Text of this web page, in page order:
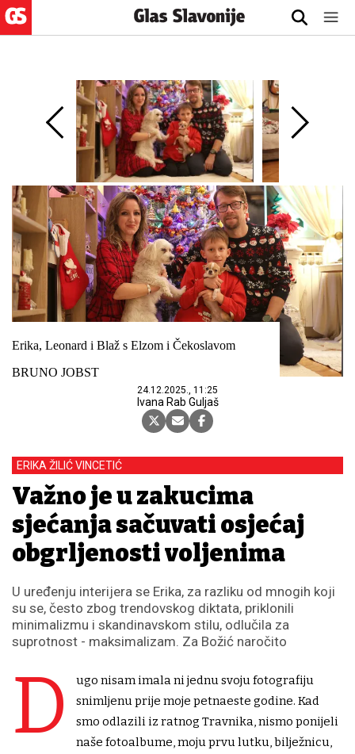
Erika, Leonard i Blaž s Elzom i Čekoslavom
BRUNO JOBST
24.12.2025., 11:25
Ivana Rab Guljaš
ERIKA ŽILIĆ VINCETIĆ
Važno je u zakucima
sjećanja sačuvati osjećaj
obgrljenosti voljenima
U uređenju interijera se Erika, za razliku od mnogih koji
su se, često zbog trendovskog diktata, priklonili
minimalizmu i skandinavskom stilu, odlučila za
suprotnost - maksimalizam. Za Božić naročito
D
ugo nisam imala ni jednu svoju fotografiju
snimljenu prije moje petnaeste godine. Kad
smo odlazili iz ratnog Travnika, nismo ponijeli
naše fotoalbume, moju prvu lutku, bilježnicu,